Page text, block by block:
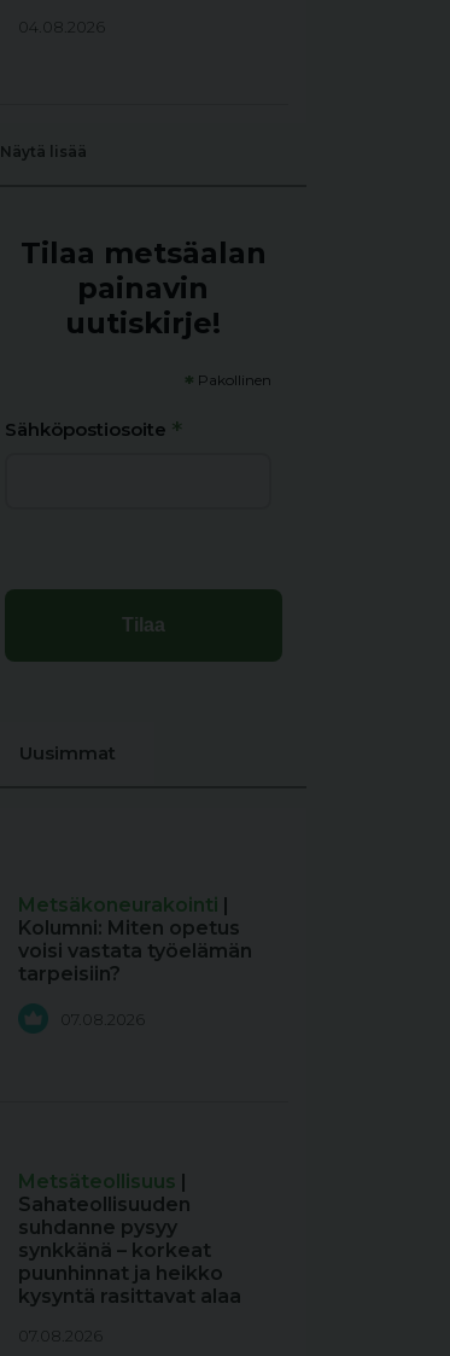
04.08.2026
Näytä lisää
Tilaa metsäalan
painavin
uutiskirje!
* Pakollinen
Sähköpostiosoite *
Uusimmat
Metsäkoneurakointi |
Kolumni: Miten opetus
voisi vastata työelämän
tarpeisiin?
07.08.2026
Metsäteollisuus |
Sahateollisuuden
suhdanne pysyy
synkkänä – korkeat
puunhinnat ja heikko
kysyntä rasittavat alaa
07.08.2026